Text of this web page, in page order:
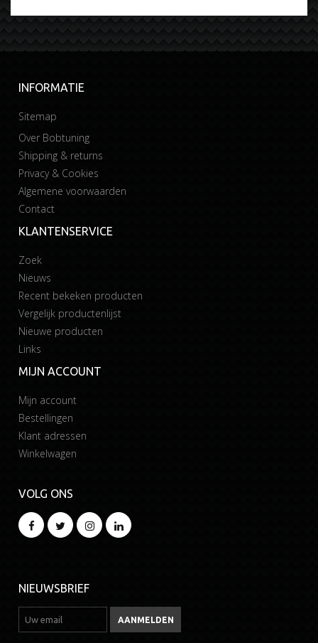
INFORMATIE
Sitemap
Over Bobtuning
Shipping & returns
Privacy & Cookies
Algemene voorwaarden
Contact
KLANTENSERVICE
Zoek
Nieuws
Recent bekeken producten
Vergelijk productenlijst
Nieuwe producten
Links
MIJN ACCOUNT
Mijn account
Bestellingen
Klant adressen
Winkelwagen
VOLG ONS
NIEUWSBRIEF